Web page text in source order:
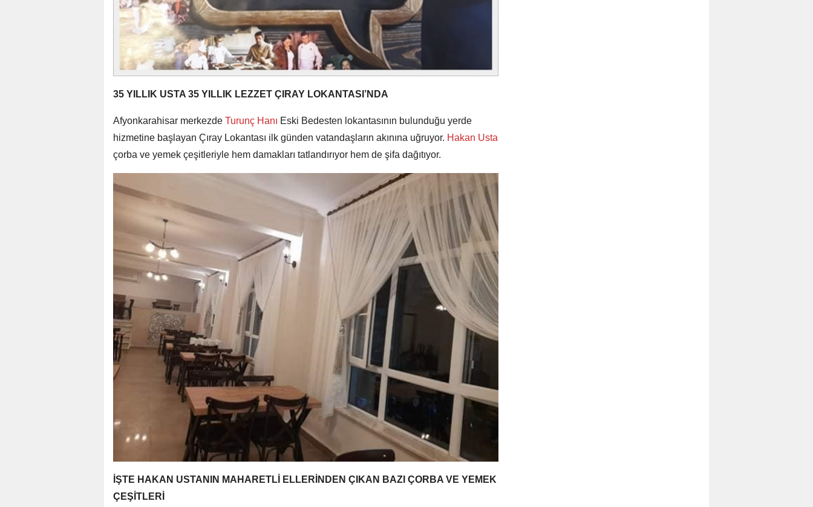
35 YILLIK USTA 35 YILLIK LEZZET ÇIRAY LOKANTASI’NDA
Afyonkarahisar merkezde Turunç Hanı Eski Bedesten lokantasının bulunduğu yerde
hizmetine başlayan Çıray Lokantası ilk günden vatandaşların akınına uğruyor. Hakan Usta
çorba ve yemek çeşitleriyle hem damakları tatlandırıyor hem de şifa dağıtıyor.
İŞTE HAKAN USTANIN MAHARETLİ ELLERİNDEN ÇIKAN BAZI ÇORBA VE YEMEK
ÇEŞİTLERİ